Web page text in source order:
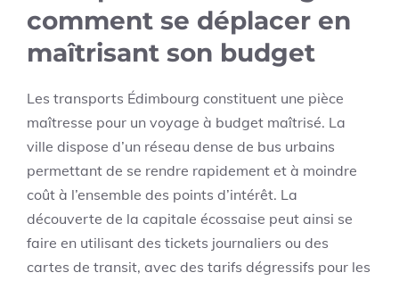
comment se déplacer en
maîtrisant son budget
Les transports Édimbourg constituent une pièce
maîtresse pour un voyage à budget maîtrisé. La
ville dispose d’un réseau dense de bus urbains
permettant de se rendre rapidement et à moindre
coût à l’ensemble des points d’intérêt. La
découverte de la capitale écossaise peut ainsi se
faire en utilisant des tickets journaliers ou des
cartes de transit, avec des tarifs dégressifs pour les